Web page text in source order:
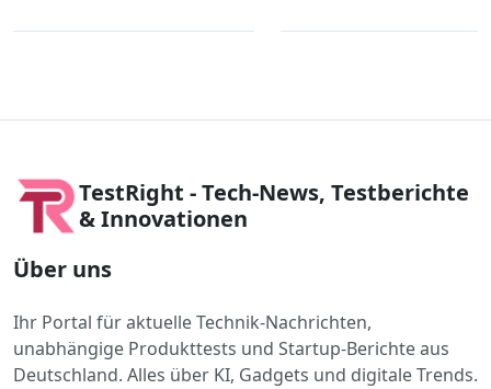
TestRight - Tech-News, Testberichte
& Innovationen
Über uns
Ihr Portal für aktuelle Technik-Nachrichten,
unabhängige Produkttests und Startup-Berichte aus
Deutschland. Alles über KI, Gadgets und digitale Trends.